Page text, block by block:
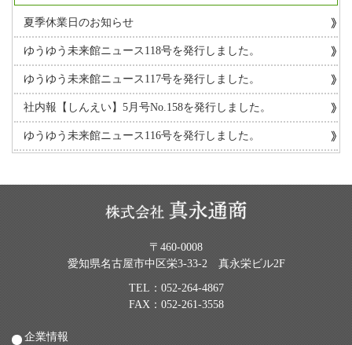
夏季休業日のお知らせ
ゆうゆう未来館ニュース118号を発行しました。
ゆうゆう未来館ニュース117号を発行しました。
社内報【しんえい】5月号No.158を発行しました。
ゆうゆう未来館ニュース116号を発行しました。
〒460-0008
愛知県名古屋市中区栄3-33-2 真永栄ビル2F
TEL：052-264-4867
FAX：052-261-3558
企業情報